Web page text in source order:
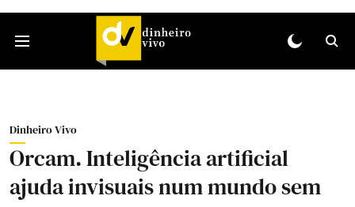
Dinheiro Vivo
Orcam. Inteligência artificial
ajuda invisuais num mundo sem